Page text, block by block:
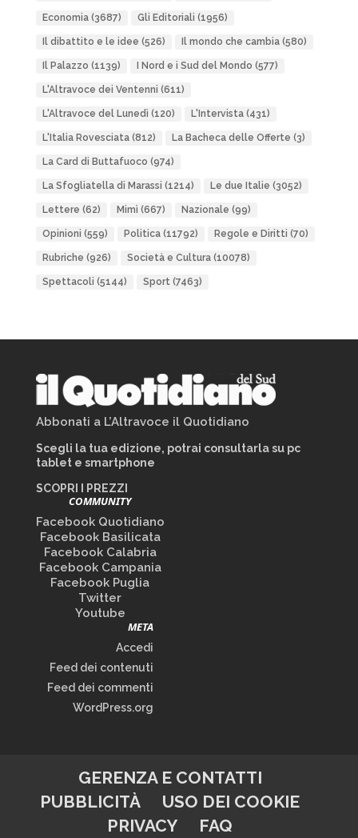
Economia(3687) Gli Editoriali (1956)
Il dibattito e le idee (526) Il mondo che cambia(580)
Il Palazzo (1139) I Nord e i Sud del Mondo (577)
L'Altravoce dei Ventenni (611)
L'Altravoce del Lunedì (120) L'Intervista(431)
L'Italia Rovesciata(812) La Bacheca delle Offerte (3)
La Card di Buttafuoco (974)
La Sfogliatella di Marassi (1214) Le due Italie (3052)
Lettere (62) Mimì (667) Nazionale (99)
Opinioni (559) Politica(11792) Regole e Diritti (70)
Rubriche (926) Società e Cultura(10078)
Spettacoli (5144) Sport(7463)
Abbonati a L’Altravoce il Quotidiano
Scegli la tua edizione, potrai consultarla su pc
tablet e smartphone
SCOPRI I PREZZI
COMMUNITY
Facebook Quotidiano
Facebook Basilicata
Facebook Calabria
Facebook Campania
Facebook Puglia
Twitter
Youtube
META
Accedi
Feed dei contenuti
Feed dei commenti
WordPress.org
GERENZA E CONTATTI
PUBBLICITÀ
USO DEI COOKIE
PRIVACY
FAQ